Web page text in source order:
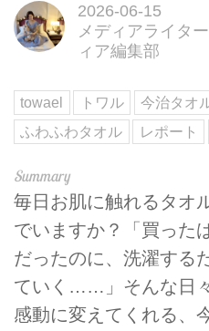
2026-06-15
メディアライタ
ィア編集部
towael トワル 今治タオ
ふわふわタオル
レポート
毎日お肌に触れるタオ
でいますか？「買った
だったのに、洗濯する
ていく……」そんな日
感動に変えてくれる、